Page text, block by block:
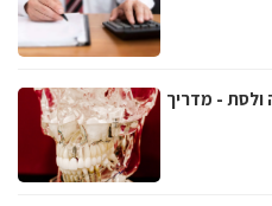
ולסת - מדריך